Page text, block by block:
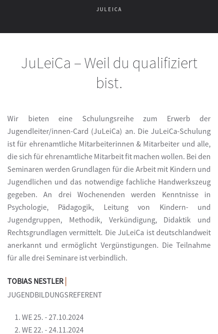
JULEICA
JuLeiCa – Weil du qualifiziert
bist.
Wir bieten eine Schulungsreihe zum Erwerb der
Jugendleiter/innen-Card (JuLeiCa) an. Die JuLeiCa-Schulung
ist für ehrenamtliche Mitarbeiterinnen & Mitarbeiter und alle,
die sich für ehrenamtliche Mitarbeit fit machen wollen. Bei den
Seminaren werden Grundlagen für die Arbeit mit Kindern und
Jugendlichen und das notwendige fachliche Handwerkszeug
gegeben. An drei Wochenenden werden Kenntnisse in
Psychologie, Pädagogik, Leitung von Kindern- und
Jugendgruppen, Methodik, Verkündigung, Didaktik und
Rechtsgrundlagen vermittelt. Die JuLeiCa ist deutschlandweit
anerkannt und ermöglicht Vergünstigungen. Die Teilnahme
für alle drei Seminare ist verbindlich.
TOBIAS NESTLER |
JUGENDBILDUNGSREFERENT
WE 25. - 27.10.2024
WE 22. - 24.11.2024